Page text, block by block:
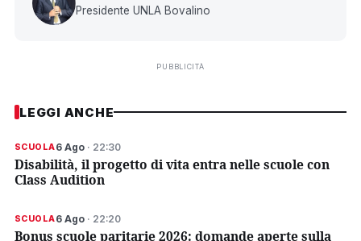
Presidente UNLA Bovalino
PUBBLICITÀ
LEGGI ANCHE
SCUOLA6 Ago· 22:30
Disabilità, il progetto di vita entra nelle scuole con
Class Audition
SCUOLA6 Ago· 22:20
Bonus scuole paritarie 2026: domande aperte sulla